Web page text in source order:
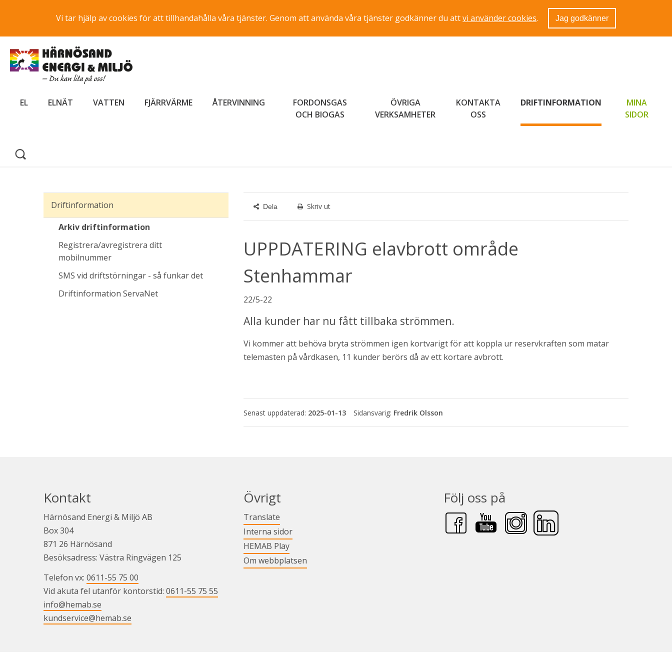
Vi tar hjälp av cookies för att tillhandahålla våra tjänster. Genom att använda våra tjänster godkänner du attvi använder cookies. Jag godkänner
EL ELNÄT VATTEN FJÄRRVÄRME ÅTERVINNING
FORDONSGAS
OCH BIOGAS
ÖVRIGA
VERKSAMHETER
KONTAKTA
OSS
DRIFTINFORMATION
MINA
SIDORLÄNK
Driftinformation
Arkiv driftinformation
Registrera/avregistrera ditt
mobilnummer
SMS vid driftstörningar - så funkar det
Driftinformation ServaNetLänk till annan webbplats.
Dela Skriv ut
UPPDATERING elavbrott område
Stenhammar
22/5-22
Alla kunder har nu fått tillbaka strömmen.
Vi kommer att behöva bryta strömmen igen kortvarigt för att koppla ur reservkraften som matar
telemasten på vårdkasen, 11 kunder berörs då av ett kortare avbrott.
Senast uppdaterad: 2025-01-13 Fredrik Olsson
Kontakt
Härnösand Energi & Miljö AB
Box 304
871 26 Härnösand
Besöksadress: Västra Ringvägen 125
Telefon vx: 0611-55 75 00
Vid akuta fel utanför kontorstid: 0611-55 75 55
info@hemab.se
kundservice@hemab.se
Övrigt
Translate
Interna sidorLänk till annan webbplats.
HEMAB PlayLänk till annan webbplats.
Om webbplatsen
Följ oss på